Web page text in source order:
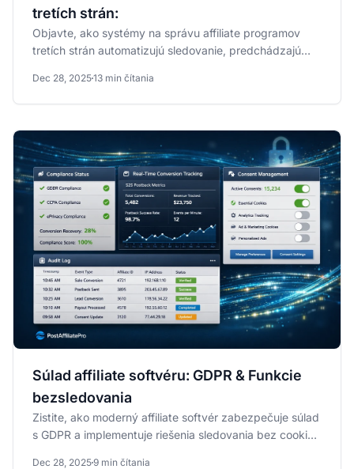
tretích strán:
Objavte, ako systémy na správu affiliate programov
tretích strán automatizujú sledovanie, predchádzajú
Dec 28, 202513 min čítania
Súlad affiliate softvéru: GDPR & Funkcie
bezsledovania
Zistite, ako moderný affiliate softvér zabezpečuje súlad
s GDPR a implementuje riešenia sledovania bez cookies
Dec 28, 20259 min čítania